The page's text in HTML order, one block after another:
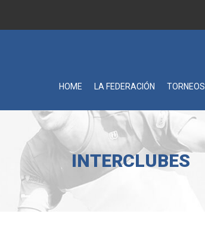
HOME LA FEDERACIÓN TORNEOS
INTERCLUBES